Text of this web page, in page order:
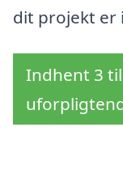
dit projekt er
Indhent 3